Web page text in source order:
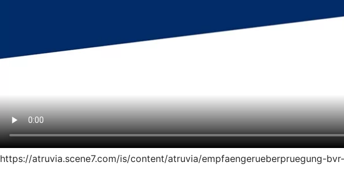
https://atruvia.scene7.com/is/content/atruvia/empfaengerueberpruegung-